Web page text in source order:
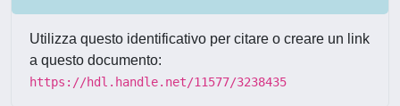
Utilizza questo identificativo per citare o creare un link
a questo documento:
https://hdl.handle.net/11577/3238435